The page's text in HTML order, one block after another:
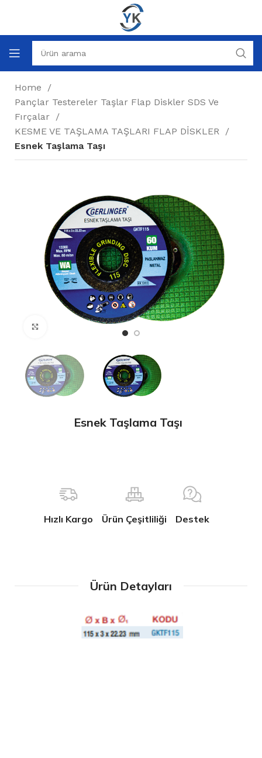
Home
Pançlar Testereler Taşlar Flap Diskler SDS Ve
Fırçalar
KESME VE TAŞLAMA TAŞLARI FLAP DİSKLER
Esnek Taşlama Taşı
Büyütmek için tıklayın
Esnek Taşlama Taşı
Hızlı Kargo Ürün Çeşitliliği Destek
Ürün Detayları